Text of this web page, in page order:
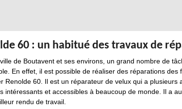
60 : un habitué des travaux de
de Boutavent et ses environs, un grand nombre de
En effet, il est possible de réaliser des réparations
Renolde 60. Il est un réparateur de velux qui a
intéressants et accessibles à beaucoup de monde. Il a
rendu de travail.